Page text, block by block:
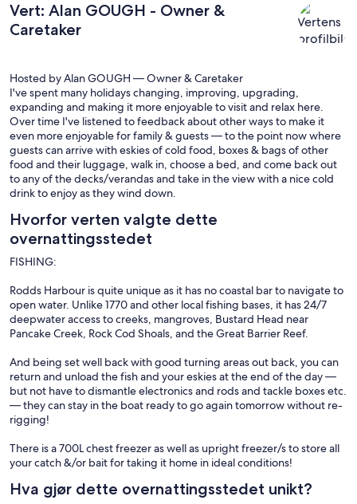
Vert: Alan GOUGH - Owner &
Caretaker
Hosted by Alan GOUGH — Owner & Caretaker
I've spent many holidays changing, improving, upgrading,
expanding and making it more enjoyable to visit and relax here.
Over time I've listened to feedback about other ways to make it
even more enjoyable for family & guests — to the point now where
guests can arrive with eskies of cold food, boxes & bags of other
food and their luggage, walk in, choose a bed, and come back out
to any of the decks/verandas and take in the view with a nice cold
drink to enjoy as they wind down.
Hvorfor verten valgte dette
overnattingsstedet
FISHING:
Rodds Harbour is quite unique as it has no coastal bar to navigate to
open water. Unlike 1770 and other local fishing bases, it has 24/7
deepwater access to creeks, mangroves, Bustard Head near
Pancake Creek, Rock Cod Shoals, and the Great Barrier Reef.
And being set well back with good turning areas out back, you can
return and unload the fish and your eskies at the end of the day —
but not have to dismantle electronics and rods and tackle boxes etc.
— they can stay in the boat ready to go again tomorrow without re-
rigging!
There is a 700L chest freezer as well as upright freezer/s to store all
your catch &/or bait for taking it home in ideal conditions!
Hva gjør dette overnattingsstedet unikt?